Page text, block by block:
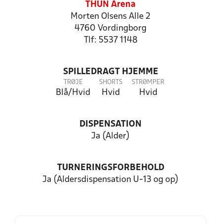
THUN Arena
Morten Olsens Alle 2
4760 Vordingborg
Tlf: 5537 1148
SPILLEDRAGT HJEMME
TRØJE
Blå/Hvid
SHORTS
Hvid
STRØMPER
Hvid
DISPENSATION
Ja (Alder)
TURNERINGSFORBEHOLD
Ja (Aldersdispensation U-13 og op)